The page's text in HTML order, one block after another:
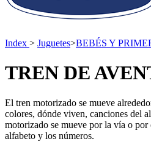
Index > Juguetes>BEBÉS Y
TREN DE
El tren motorizado se mueve
colores, dónde viven, canciones del
motorizado se mueve por la vía o por
alfabeto y los números.